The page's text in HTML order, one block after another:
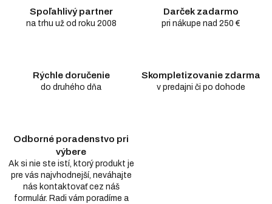
Spoľahlivý partner
na trhu už od roku 2008
Darček zadarmo
pri nákupe nad 250 €
Rýchle doručenie
do druhého dňa
Skompletizovanie zdarma
v predajni či po dohode
Odborné poradenstvo pri
výbere
Ak si nie ste istí, ktorý produkt je
pre vás najvhodnejší, neváhajte
nás kontaktovať cez náš
formulár. Radi vám poradíme a